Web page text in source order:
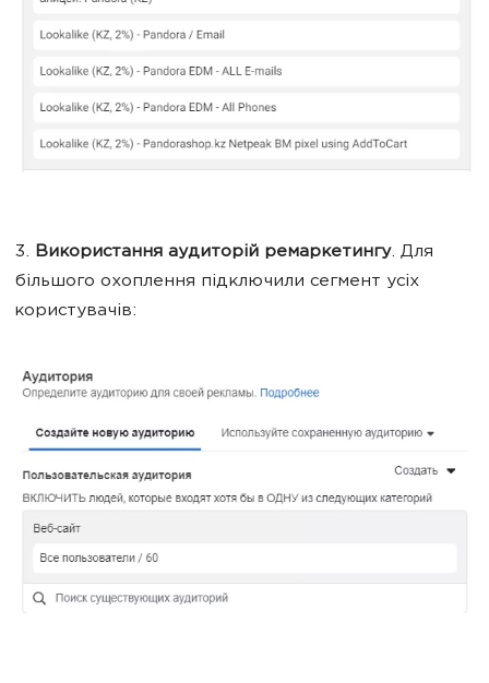
3. Використання аудиторій ремаркетингу. Для
більшого охоплення підключили сегмент усіх
користувачів: